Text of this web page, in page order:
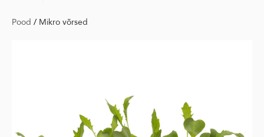
Pood / Mikro võrsed